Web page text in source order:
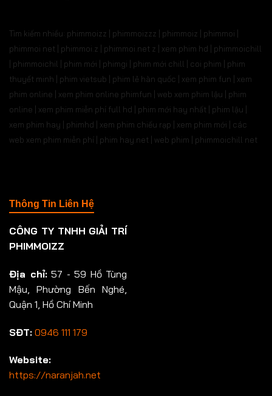
Tìm kiếm nhiều: phimmoizz | phimmoizzz | phimmoiz | phimmoi |
phimmoi net | phimmoi.z | phimmoi.net z | xem phim hd | phimmoichill
| phimmoichil | phim mới | phimgi | phim mới chill | coi phim | phim
thuyết minh | phim vietsub | phim lẻ hàn quốc | xem phim fun | xem
phim online | xem phim online phimfun | web xem phim lậu | phim
online | xem phim miễn phí full hd | phim mới hay nhất | phim lậu |
xem phim hay | phimhd | xem phim chiếu rạp | xem phim mới | các
web xem phim miễn phí | phim hay.net | web phim | phimmoichill net
Thông Tin Liên Hệ
CÔNG TY TNHH GIẢI TRÍ
PHIMMOIZZ
Địa chỉ:57 - 59 Hồ Tùng
Mậu, Phường Bến Nghé,
Quận 1, Hồ Chí Minh
SĐT: 0946 111 179
Website:
https://naranjah.net